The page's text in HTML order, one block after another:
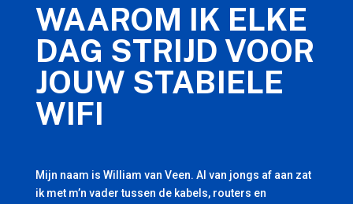
WAAROM IK ELKE
DAG STRIJD VOOR
JOUW STABIELE
WIFI
Mijn naam is William van Veen. Al van jongs af aan zat
ik met m’n vader tussen de kabels, routers en